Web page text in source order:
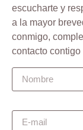
escucharte y
a la mayor
conmigo,
contacto